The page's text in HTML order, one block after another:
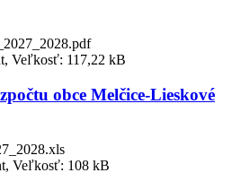
Veľkosť: 117,22 kB
obce Melčice-Lieskové
Veľkosť: 108 kB